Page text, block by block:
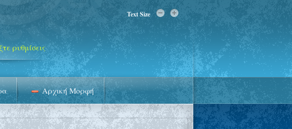
Text Size
ρυθμίσεις
Αρχική Μορφή